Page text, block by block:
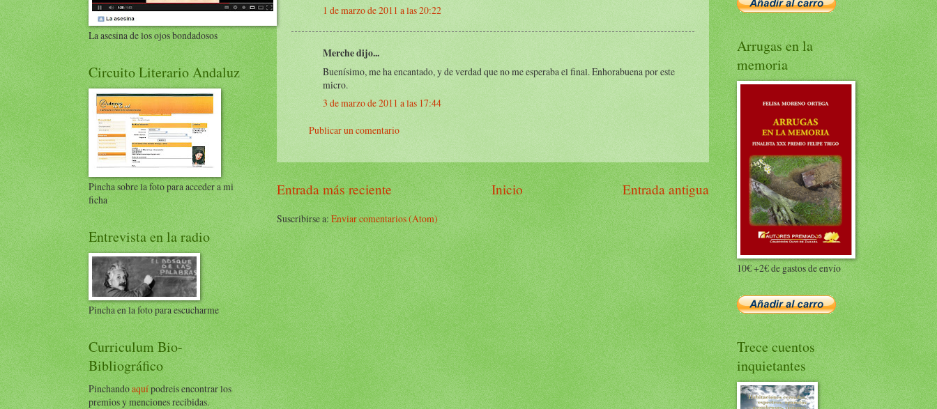
1 de marzo de 2011 a las 20:22
Merche dijo...
Buenísimo, me ha encantado, y de verdad que no me esperaba el final. Enhorabuena por este
micro.
3 de marzo de 2011 a las 17:44
Publicar un comentario
Entrada más reciente Entrada antigua
Inicio
Suscribirse a:Enviar comentarios (Atom)
La asesina de los ojos bondadosos
Circuito Literario Andaluz
Pincha sobre la foto para acceder a mi
ficha
Entrevista en la radio
Pincha en la foto para escucharme
Curriculum Bio-
Bibliográfico
Pinchandoaquípodreis encontrar los
premios y menciones recibidas.
Arrugas en la
memoria
10€ +2€ de gastos de envío
Trece cuentos
inquietantes